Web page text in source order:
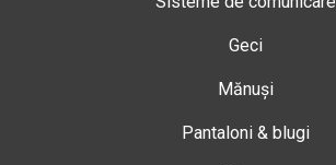
Geci
Mănuși
Pantaloni & blugi